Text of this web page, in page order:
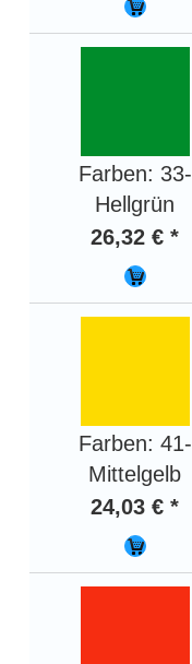
Farben: 33-
Hellgrün
26,32 € *
Farben: 41-
Mittelgelb
24,03 € *